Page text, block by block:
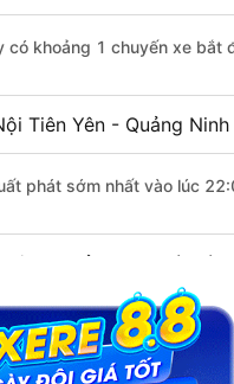
có khoảng 1 chuyến xe
Tiên Yên - Quảng
phát sớm nhất vào lúc
- Quảng Ninh từ Hà
phát trễ (muộn) nhất là